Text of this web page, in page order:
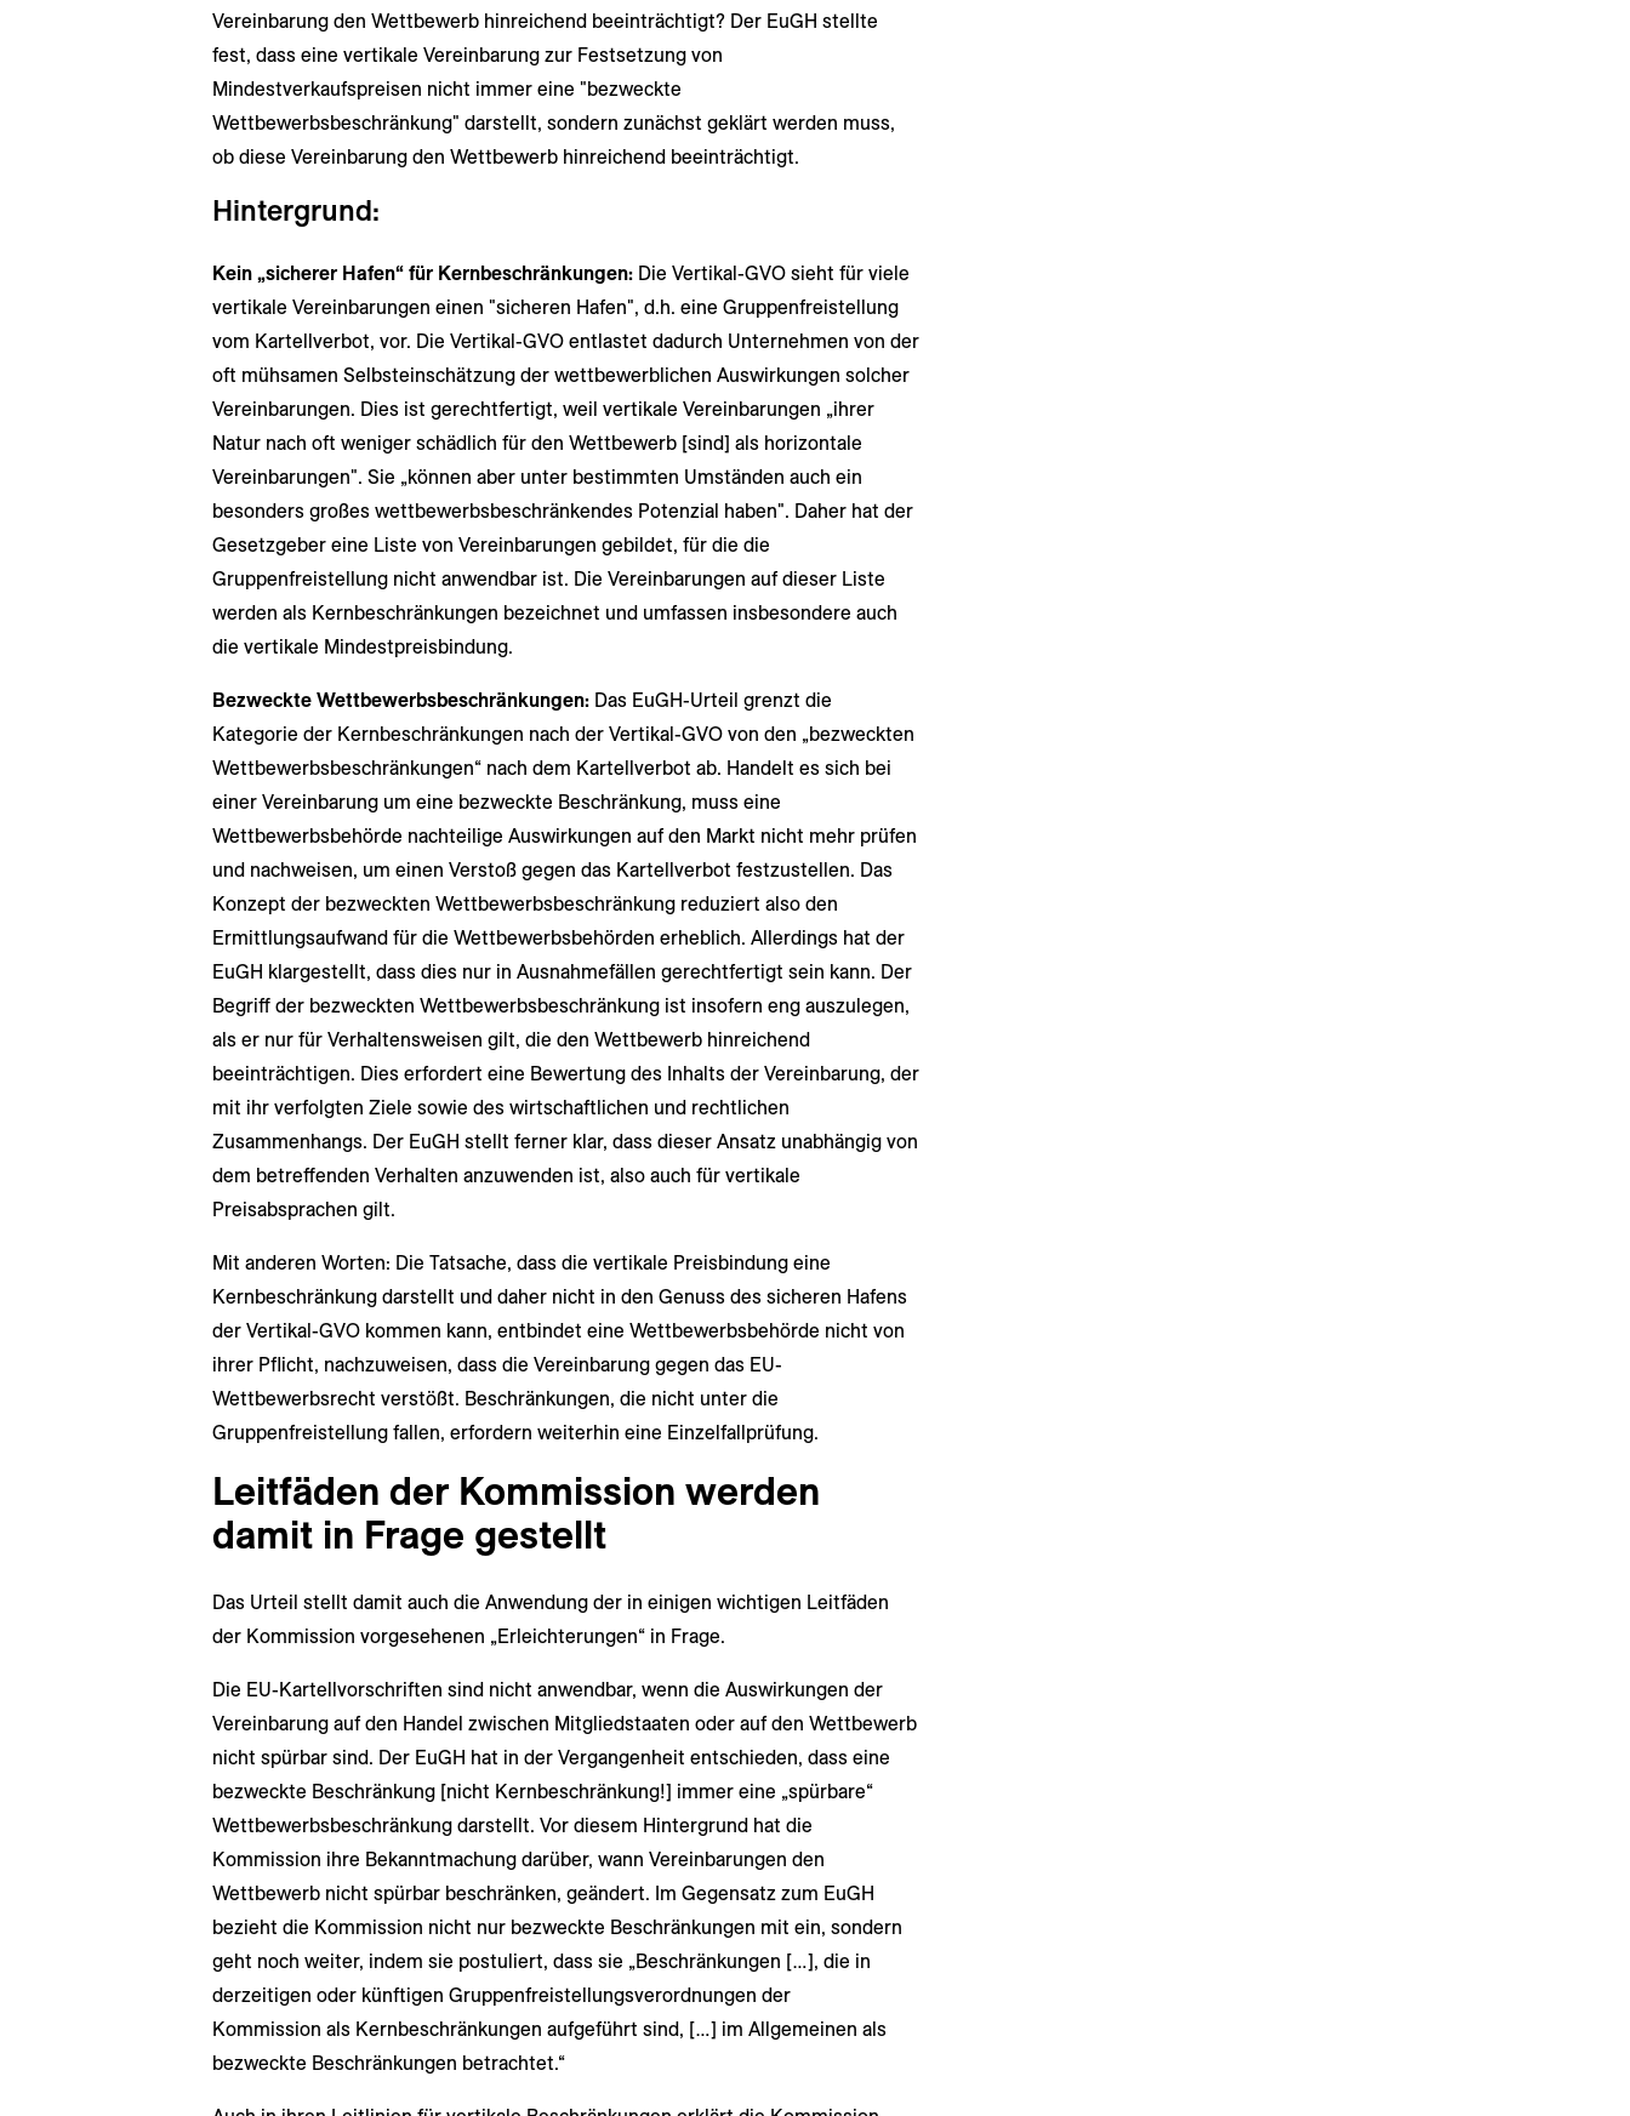
Vereinbarung den Wettbewerb hinreichend beeinträchtigt? Der EuGH stellte
fest, dass eine vertikale Vereinbarung zur Festsetzung von
Mindestverkaufspreisen nicht immer eine "bezweckte
Wettbewerbsbeschränkung" darstellt, sondern zunächst geklärt werden muss,
ob diese Vereinbarung den Wettbewerb hinreichend beeinträchtigt.
Hintergrund:
Kein „sicherer Hafen“ für Kernbeschränkungen: Die Vertikal-GVO sieht für viele
vertikale Vereinbarungen einen "sicheren Hafen", d.h. eine Gruppenfreistellung
vom Kartellverbot, vor. Die Vertikal-GVO entlastet dadurch Unternehmen von der
oft mühsamen Selbsteinschätzung der wettbewerblichen Auswirkungen solcher
Vereinbarungen. Dies ist gerechtfertigt, weil vertikale Vereinbarungen „ihrer
Natur nach oft weniger schädlich für den Wettbewerb [sind] als horizontale
Vereinbarungen". Sie „können aber unter bestimmten Umständen auch ein
besonders großes wettbewerbsbeschränkendes Potenzial haben". Daher hat der
Gesetzgeber eine Liste von Vereinbarungen gebildet, für die die
Gruppenfreistellung nicht anwendbar ist. Die Vereinbarungen auf dieser Liste
werden als Kernbeschränkungen bezeichnet und umfassen insbesondere auch
die vertikale Mindestpreisbindung.
Bezweckte Wettbewerbsbeschränkungen: Das EuGH-Urteil grenzt die
Kategorie der Kernbeschränkungen nach der Vertikal-GVO von den „bezweckten
Wettbewerbsbeschränkungen“ nach dem Kartellverbot ab. Handelt es sich bei
einer Vereinbarung um eine bezweckte Beschränkung, muss eine
Wettbewerbsbehörde nachteilige Auswirkungen auf den Markt nicht mehr prüfen
und nachweisen, um einen Verstoß gegen das Kartellverbot festzustellen. Das
Konzept der bezweckten Wettbewerbsbeschränkung reduziert also den
Ermittlungsaufwand für die Wettbewerbsbehörden erheblich. Allerdings hat der
EuGH klargestellt, dass dies nur in Ausnahmefällen gerechtfertigt sein kann. Der
Begriff der bezweckten Wettbewerbsbeschränkung ist insofern eng auszulegen,
als er nur für Verhaltensweisen gilt, die den Wettbewerb hinreichend
beeinträchtigen. Dies erfordert eine Bewertung des Inhalts der Vereinbarung, der
mit ihr verfolgten Ziele sowie des wirtschaftlichen und rechtlichen
Zusammenhangs. Der EuGH stellt ferner klar, dass dieser Ansatz unabhängig von
dem betreffenden Verhalten anzuwenden ist, also auch für vertikale
Preisabsprachen gilt.
Mit anderen Worten: Die Tatsache, dass die vertikale Preisbindung eine
Kernbeschränkung darstellt und daher nicht in den Genuss des sicheren Hafens
der Vertikal-GVO kommen kann, entbindet eine Wettbewerbsbehörde nicht von
ihrer Pflicht, nachzuweisen, dass die Vereinbarung gegen das EU-
Wettbewerbsrecht verstößt. Beschränkungen, die nicht unter die
Gruppenfreistellung fallen, erfordern weiterhin eine Einzelfallprüfung.
Leitfäden der Kommission werden
damit in Frage gestellt
Das Urteil stellt damit auch die Anwendung der in einigen wichtigen Leitfäden
der Kommission vorgesehenen „Erleichterungen“ in Frage.
Die EU-Kartellvorschriften sind nicht anwendbar, wenn die Auswirkungen der
Vereinbarung auf den Handel zwischen Mitgliedstaaten oder auf den Wettbewerb
nicht spürbar sind. Der EuGH hat in der Vergangenheit entschieden, dass eine
bezweckte Beschränkung [nicht Kernbeschränkung!] immer eine „spürbare“
Wettbewerbsbeschränkung darstellt. Vor diesem Hintergrund hat die
Kommission ihre Bekanntmachung darüber, wann Vereinbarungen den
Wettbewerb nicht spürbar beschränken, geändert. Im Gegensatz zum EuGH
bezieht die Kommission nicht nur bezweckte Beschränkungen mit ein, sondern
geht noch weiter, indem sie postuliert, dass sie „Beschränkungen […], die in
derzeitigen oder künftigen Gruppenfreistellungsverordnungen der
Kommission als Kernbeschränkungen aufgeführt sind, […] im Allgemeinen als
bezweckte Beschränkungen betrachtet.“